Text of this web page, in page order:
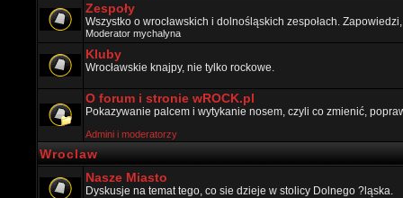
Zespoły
Wszystko o wrocławskich i dolnośląskich zespołach.
Moderator mychalyna
Kluby
Wrocławskie knajpy, nie tylko rockowe.
O forum i stronie wROCK.pl
Pokazywanie palcem i wytykanie nosem, czyli co zmienić,
Admini i moderatorzy
Wroclaw
Nasze Miasto
Dyskusje na temat tego, co sie dzieje w stolicy Dolnego ?ląska.